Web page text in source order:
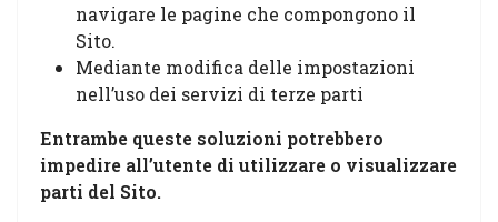
navigare le pagine che compongono il
Sito.
Mediante modifica delle impostazioni
nell’uso dei servizi di terze parti
Entrambe queste soluzioni potrebbero
impedire all’utente di utilizzare o visualizzare
parti del Sito.